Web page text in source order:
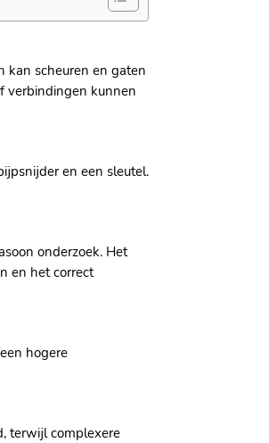
kan scheuren en gaten
verbindingen kunnen
en een sleutel.
onderzoek. Het
en het correct
hogere
terwijl complexere